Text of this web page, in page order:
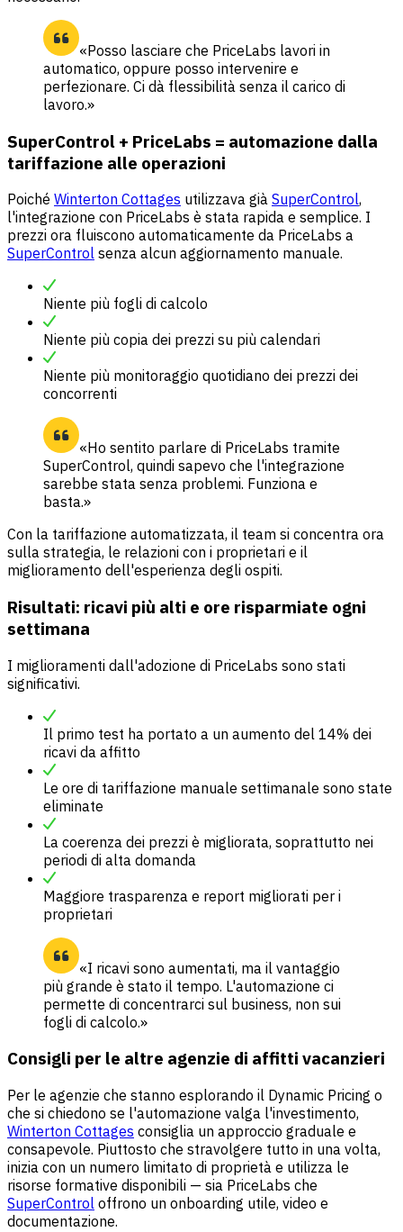
«Posso lasciare che PriceLabs lavori in
automatico, oppure posso intervenire e
perfezionare. Ci dà flessibilità senza il carico di
lavoro.»
SuperControl + PriceLabs = automazione dalla
tariffazione alle operazioni
Poiché Winterton Cottages utilizzava già SuperControl,
l'integrazione con PriceLabs è stata rapida e semplice. I
prezzi ora fluiscono automaticamente da PriceLabs a
SuperControl senza alcun aggiornamento manuale.
Niente più fogli di calcolo
Niente più copia dei prezzi su più calendari
Niente più monitoraggio quotidiano dei prezzi dei
concorrenti
«Ho sentito parlare di PriceLabs tramite
SuperControl, quindi sapevo che l'integrazione
sarebbe stata senza problemi. Funziona e
basta.»
Con la tariffazione automatizzata, il team si concentra ora
sulla strategia, le relazioni con i proprietari e il
miglioramento dell'esperienza degli ospiti.
Risultati: ricavi più alti e ore risparmiate ogni
settimana
I miglioramenti dall'adozione di PriceLabs sono stati
significativi.
Il primo test ha portato a un aumento del 14% dei
ricavi da affitto
Le ore di tariffazione manuale settimanale sono state
eliminate
La coerenza dei prezzi è migliorata, soprattutto nei
periodi di alta domanda
Maggiore trasparenza e report migliorati per i
proprietari
«I ricavi sono aumentati, ma il vantaggio
più grande è stato il tempo. L'automazione ci
permette di concentrarci sul business, non sui
fogli di calcolo.»
Consigli per le altre agenzie di affitti vacanzieri
Per le agenzie che stanno esplorando il Dynamic Pricing o
che si chiedono se l'automazione valga l'investimento,
Winterton Cottages consiglia un approccio graduale e
consapevole. Piuttosto che stravolgere tutto in una volta,
inizia con un numero limitato di proprietà e utilizza le
risorse formative disponibili — sia PriceLabs che
SuperControl offrono un onboarding utile, video e
documentazione.